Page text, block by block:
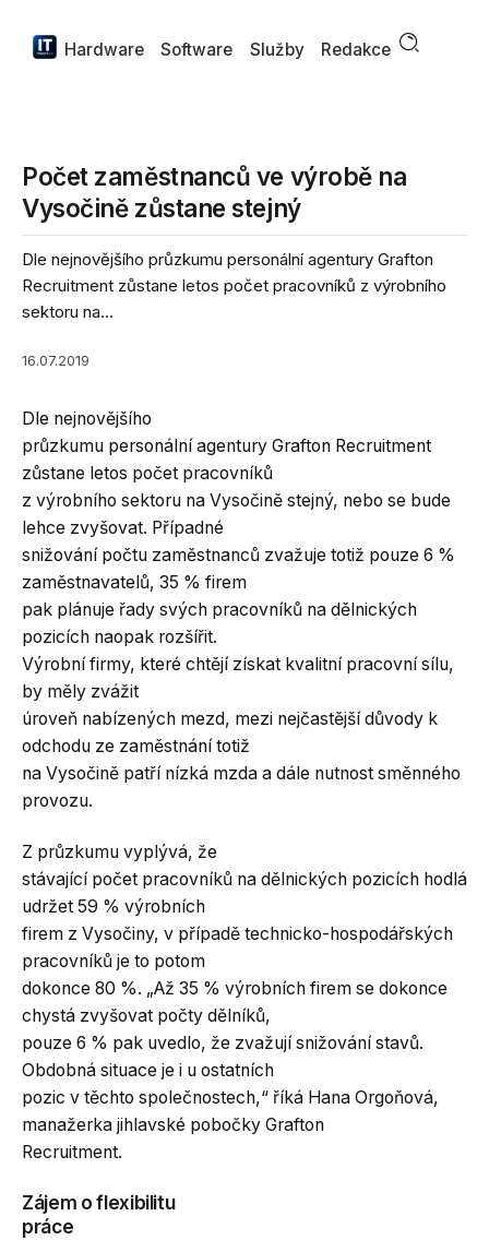
Hardware Software Služby Redakce
Počet zaměstnanců ve výrobě na
Vysočině zůstane stejný
Dle nejnovějšího průzkumu personální agentury Grafton
Recruitment zůstane letos počet pracovníků z výrobního
sektoru na...
16.07.2019
Dle nejnovějšího
průzkumu personální agentury Grafton Recruitment
zůstane letos počet pracovníků
z výrobního sektoru na Vysočině stejný, nebo se bude
lehce zvyšovat. Případné
snižování počtu zaměstnanců zvažuje totiž pouze 6 %
zaměstnavatelů, 35 % firem
pak plánuje řady svých pracovníků na dělnických
pozicích naopak rozšířit.
Výrobní firmy, které chtějí získat kvalitní pracovní sílu,
by měly zvážit
úroveň nabízených mezd, mezi nejčastější důvody k
odchodu ze zaměstnání totiž
na Vysočině patří nízká mzda a dále nutnost směnného
provozu.
Z průzkumu vyplývá, že
stávající počet pracovníků na dělnických pozicích hodlá
udržet 59 % výrobních
firem z Vysočiny, v případě technicko-hospodářských
pracovníků je to potom
dokonce 80 %. „Až 35 % výrobních firem se dokonce
chystá zvyšovat počty dělníků,
pouze 6 % pak uvedlo, že zvažují snižování stavů.
Obdobná situace je i u ostatních
pozic v těchto společnostech,“ říká Hana Orgoňová,
manažerka jihlavské pobočky Grafton
Recruitment.
Zájem o flexibilitu
práce